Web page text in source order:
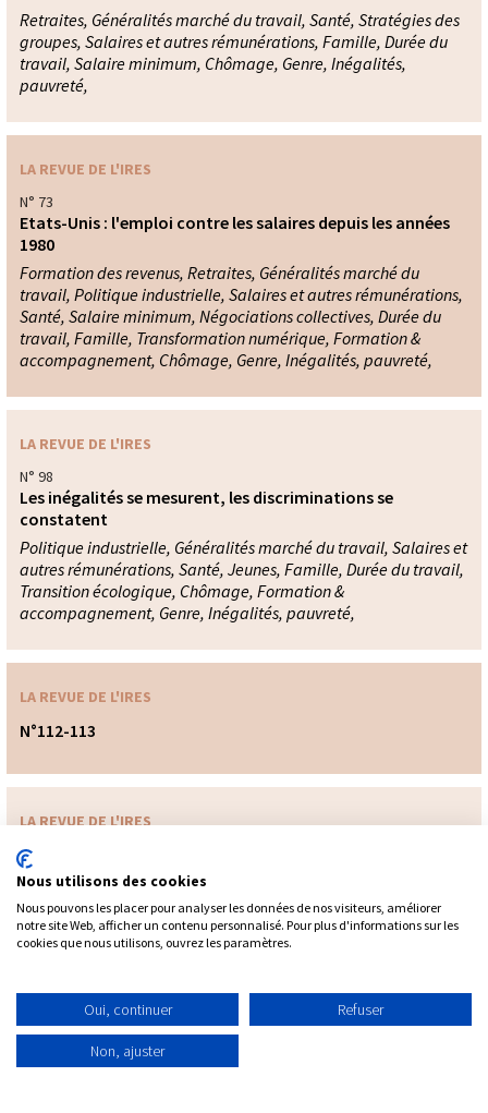
Retraites, Généralités marché du travail, Santé, Stratégies des
groupes, Salaires et autres rémunérations, Famille, Durée du
travail, Salaire minimum, Chômage, Genre, Inégalités,
pauvreté,
Formation des revenus, Retraites, Généralités marché du
travail, Politique industrielle, Salaires et autres rémunérations,
Santé, Salaire minimum, Négociations collectives, Durée du
travail, Famille, Transformation numérique, Formation &
accompagnement, Chômage, Genre, Inégalités, pauvreté,
LA REVUE DE L'IRES
N° 73
Etats-Unis : l'emploi contre les salaires depuis les années
1980
Politique industrielle, Généralités marché du travail, Salaires et
autres rémunérations, Santé, Jeunes, Famille, Durée du travail,
Transition écologique, Chômage, Formation &
accompagnement, Genre, Inégalités, pauvreté,
LA REVUE DE L'IRES
N° 98
Les inégalités se mesurent, les discriminations se
constatent
LA REVUE DE L'IRES
N°112-113
Généralités marché du travail, Politique industrielle, Formation
des revenus, Salaires et autres rémunérations, Durée du travail,
Chômage, Dépendance/Autonomie,
LA REVUE DE L'IRES
N° 73
Les salaires : aux racines de la crise de la zone euro ?
Nous utilisons des cookies
Nous pouvons les placer pour analyser les données de nos visiteurs, améliorer
notre site Web, afficher un contenu personnalisé. Pour plus d'informations sur les
cookies que nous utilisons, ouvrez les paramètres.
Oui, continuer Refuser
Non, ajuster